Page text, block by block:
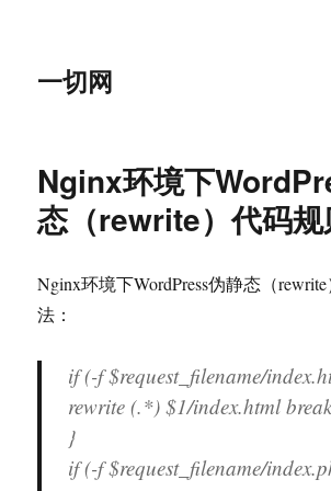
一切网
Nginx环境下
态（rewrite）代码
Nginx环境下WordPress伪静态（
法：
if (-f $request_filename/
rewrite (.*) $1/index.html
}
if (-f $request_filename/